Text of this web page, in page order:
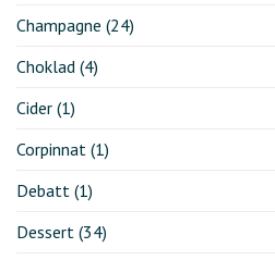
Champagne (24)
Choklad (4)
Cider (1)
Corpinnat (1)
Debatt (1)
Dessert (34)